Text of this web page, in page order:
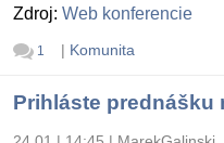
Zdroj: Web konferencie
1 | Komunita
Prihláste prednášku